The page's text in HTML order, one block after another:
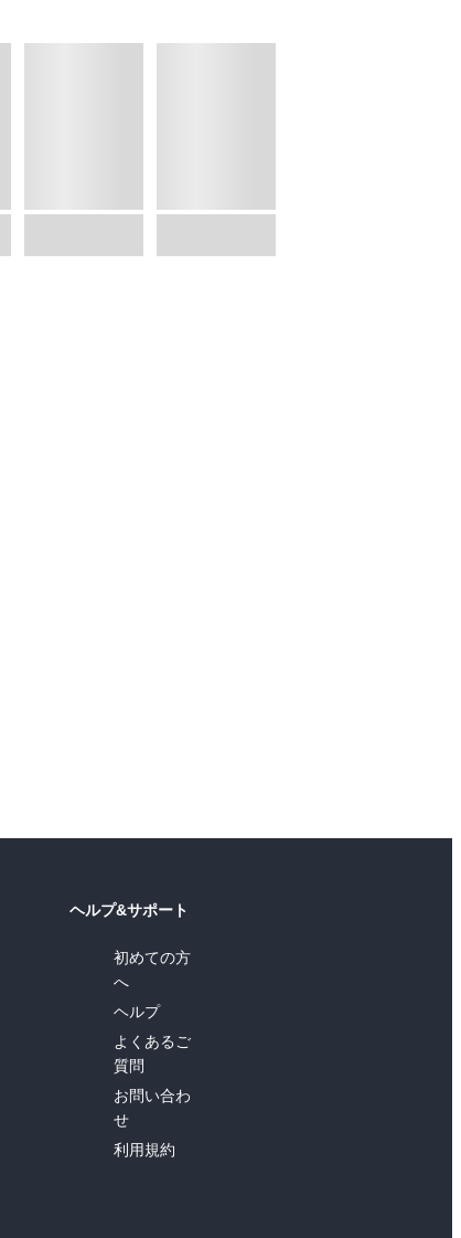
ヘルプ&サポート
初めての方
へ
ヘルプ
よくあるご
質問
お問い合わ
せ
利用規約